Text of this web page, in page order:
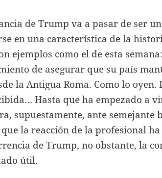
de Trump va a pasar de ser
en una característica de la
ejemplos como el de esta
de asegurar que su país
la Antigua Roma. Como lo oyen.
Hasta que ha empezado a
supuestamente, ante semejante
la reacción de la profesional
de Trump, no obstante, la
útil.